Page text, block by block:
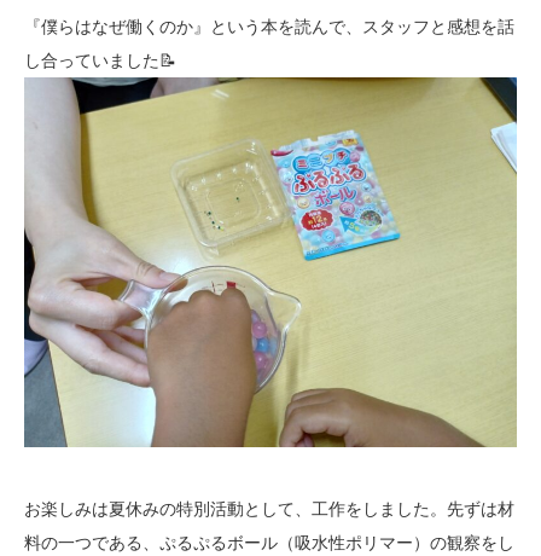
『僕らはなぜ働くのか』という本を読んで、スタッフと感想を話
し合っていました📝
お楽しみは夏休みの特別活動として、工作をしました。先ずは材
料の一つである、ぷるぷるボール（吸水性ポリマー）の観察をし